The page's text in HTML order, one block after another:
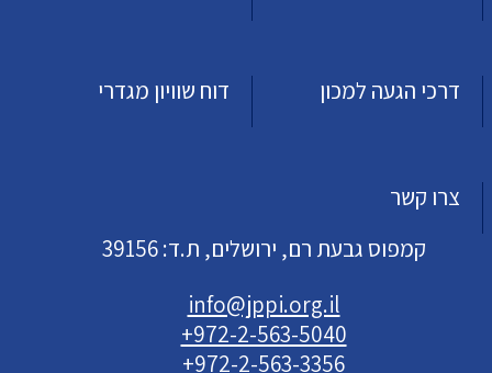
דרכי הגעה למכון דוח שוויון מגדרי
צרו קשר
קמפוס גבעת רם, ירושלים, ת.ד: 39156
info@jppi.org.il
+972-2-563-5040
+972-2-563-3356